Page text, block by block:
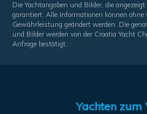
Die Yachtangaben und Bilder, die
garantiert. Alle Informationen können
Gewährleistung geändert werden. Die
und Bilder werden von der Croatia Yacht
Anfrage bestätigt.
Yachten zum